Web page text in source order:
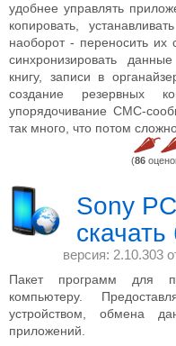
удобнее управлять
копировать,
наоборот - переносить
синхронизировать
книгу, записи в
создание резервных
упорядочивание СМС-
так много, что потом
(86
Sony
версия: 2.10.303
Пакет программ для
компьютеру.
устройством, обмена
приложений.